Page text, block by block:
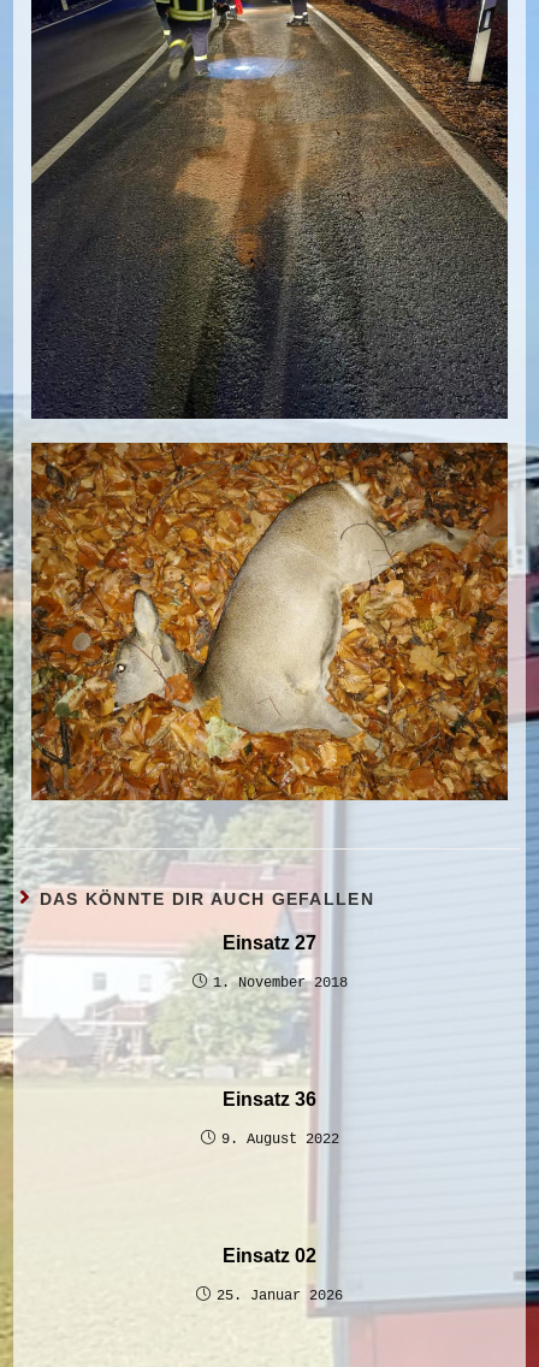
DAS KÖNNTE DIR AUCH GEFALLEN
Einsatz 27
1. November 2018
Einsatz 36
9. August 2022
Einsatz 02
25. Januar 2026